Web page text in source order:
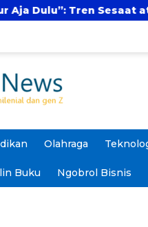
Sesaat atau Langkah
Olahraga
Buku Ngobrol Bisnis